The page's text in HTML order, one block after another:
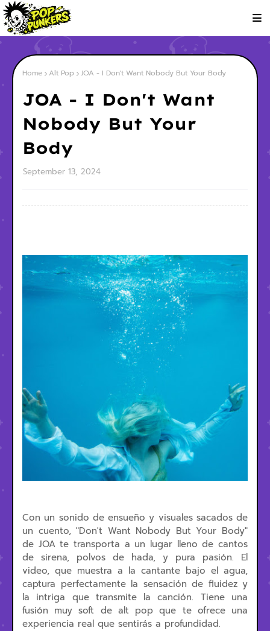
Home Alt Pop JOA - I Don't Want Nobody But Your Body
JOA - I Don't Want
Nobody But Your
Body
September 13, 2024
Con un sonido de ensueño y visuales sacados de
un cuento, "Don't Want Nobody But Your Body"
de JOA te transporta a un lugar lleno de cantos
de sirena, polvos de hada, y pura pasión. El
video, que muestra a la cantante bajo el agua,
captura perfectamente la sensación de fluidez y
la intriga que transmite la canción. Tiene una
fusión muy soft de alt pop que te ofrece una
experiencia real que sentirás a profundidad.